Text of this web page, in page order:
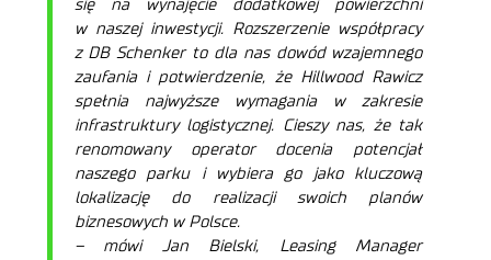
się na wynajęcie dodatkowej powierzchni
w naszej inwestycji. Rozszerzenie współpracy
z DB Schenker to dla nas dowód wzajemnego
zaufania i potwierdzenie, że Hillwood Rawicz
spełnia najwyższe wymagania w zakresie
infrastruktury logistycznej. Cieszy nas, że tak
renomowany operator docenia potencjał
naszego parku i wybiera go jako kluczową
lokalizację do realizacji swoich planów
biznesowych w Polsce.
– mówi Jan Bielski, Leasing Manager